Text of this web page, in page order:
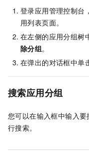
登录应用管理控制台
用列表页面。
在左侧的应用分组树
除分组。
在弹出的对话框中单
搜索应用分组
您可以在输入框中输入
行搜索。